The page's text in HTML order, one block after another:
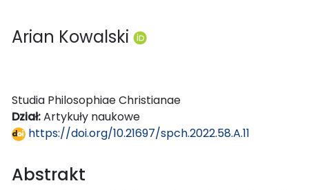
Arian Kowalski
Studia Philosophiae Christianae
Dział:Artykuły naukowe
https://doi.org/10.21697/spch.2022.58.A.11
Abstrakt